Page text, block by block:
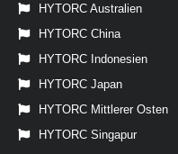
HYTORC Australien
HYTORC China
HYTORC Indonesien
HYTORC Japan
HYTORC Mittlerer Osten
HYTORC Singapur